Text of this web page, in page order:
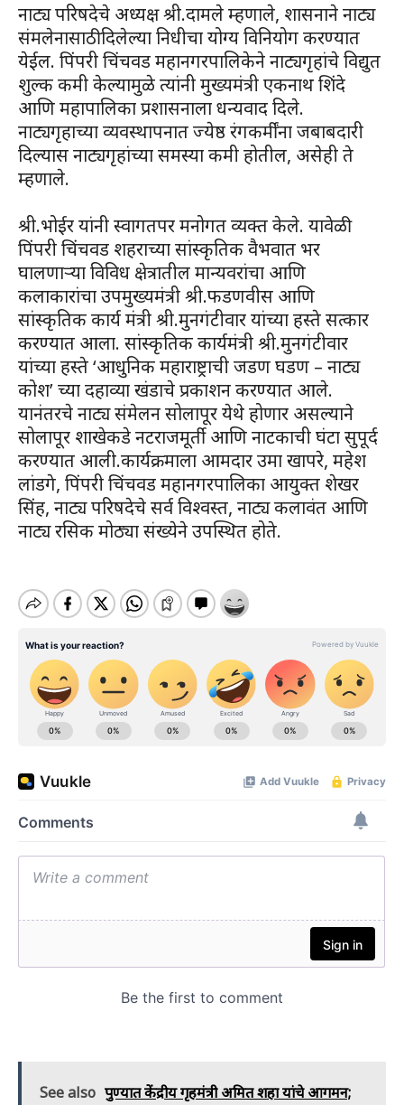
नाट्य परिषदेचे अध्यक्ष श्री.दामले म्हणाले, शासनाने नाट्य
संमलेनासाठी दिलेल्या निधीचा योग्य विनियोग करण्यात
येईल. पिंपरी चिंचवड महानगरपालिकेने नाट्यगृहांचे विद्युत
शुल्क कमी केल्यामुळे त्यांनी मुख्यमंत्री एकनाथ शिंदे
आणि महापालिका प्रशासनाला धन्यवाद दिले.
नाट्यगृहाच्या व्यवस्थापनात ज्येष्ठ रंगकर्मींना जबाबदारी
दिल्यास नाट्यगृहांच्या समस्या कमी होतील, असेही ते
म्हणाले.
श्री.भोईर यांनी स्वागतपर मनोगत व्यक्त केले. यावेळी
पिंपरी चिंचवड शहराच्या सांस्कृतिक वैभवात भर
घालणाऱ्या विविध क्षेत्रातील मान्यवरांचा आणि
कलाकारांचा उपमुख्यमंत्री श्री.फडणवीस आणि
सांस्कृतिक कार्य मंत्री श्री.मुनगंटीवार यांच्या हस्ते सत्कार
करण्यात आला. सांस्कृतिक कार्यमंत्री श्री.मुनगंटीवार
यांच्या हस्ते ‘आधुनिक महाराष्ट्राची जडण घडण – नाट्य
कोश’ च्या दहाव्या खंडाचे प्रकाशन करण्यात आले.
यानंतरचे नाट्य संमेलन सोलापूर येथे होणार असल्याने
सोलापूर शाखेकडे नटराजमूर्ती आणि नाटकाची घंटा सुपूर्द
करण्यात आली.कार्यक्रमाला आमदार उमा खापरे, महेश
लांडगे, पिंपरी चिंचवड महानगरपालिका आयुक्त शेखर
सिंह, नाट्य परिषदेचे सर्व विश्वस्त, नाट्य कलावंत आणि
नाट्य रसिक मोठ्या संख्येने उपस्थित होते.
See also पुण्यात केंद्रीय गृहमंत्री अमित शहा यांचे आगमन;